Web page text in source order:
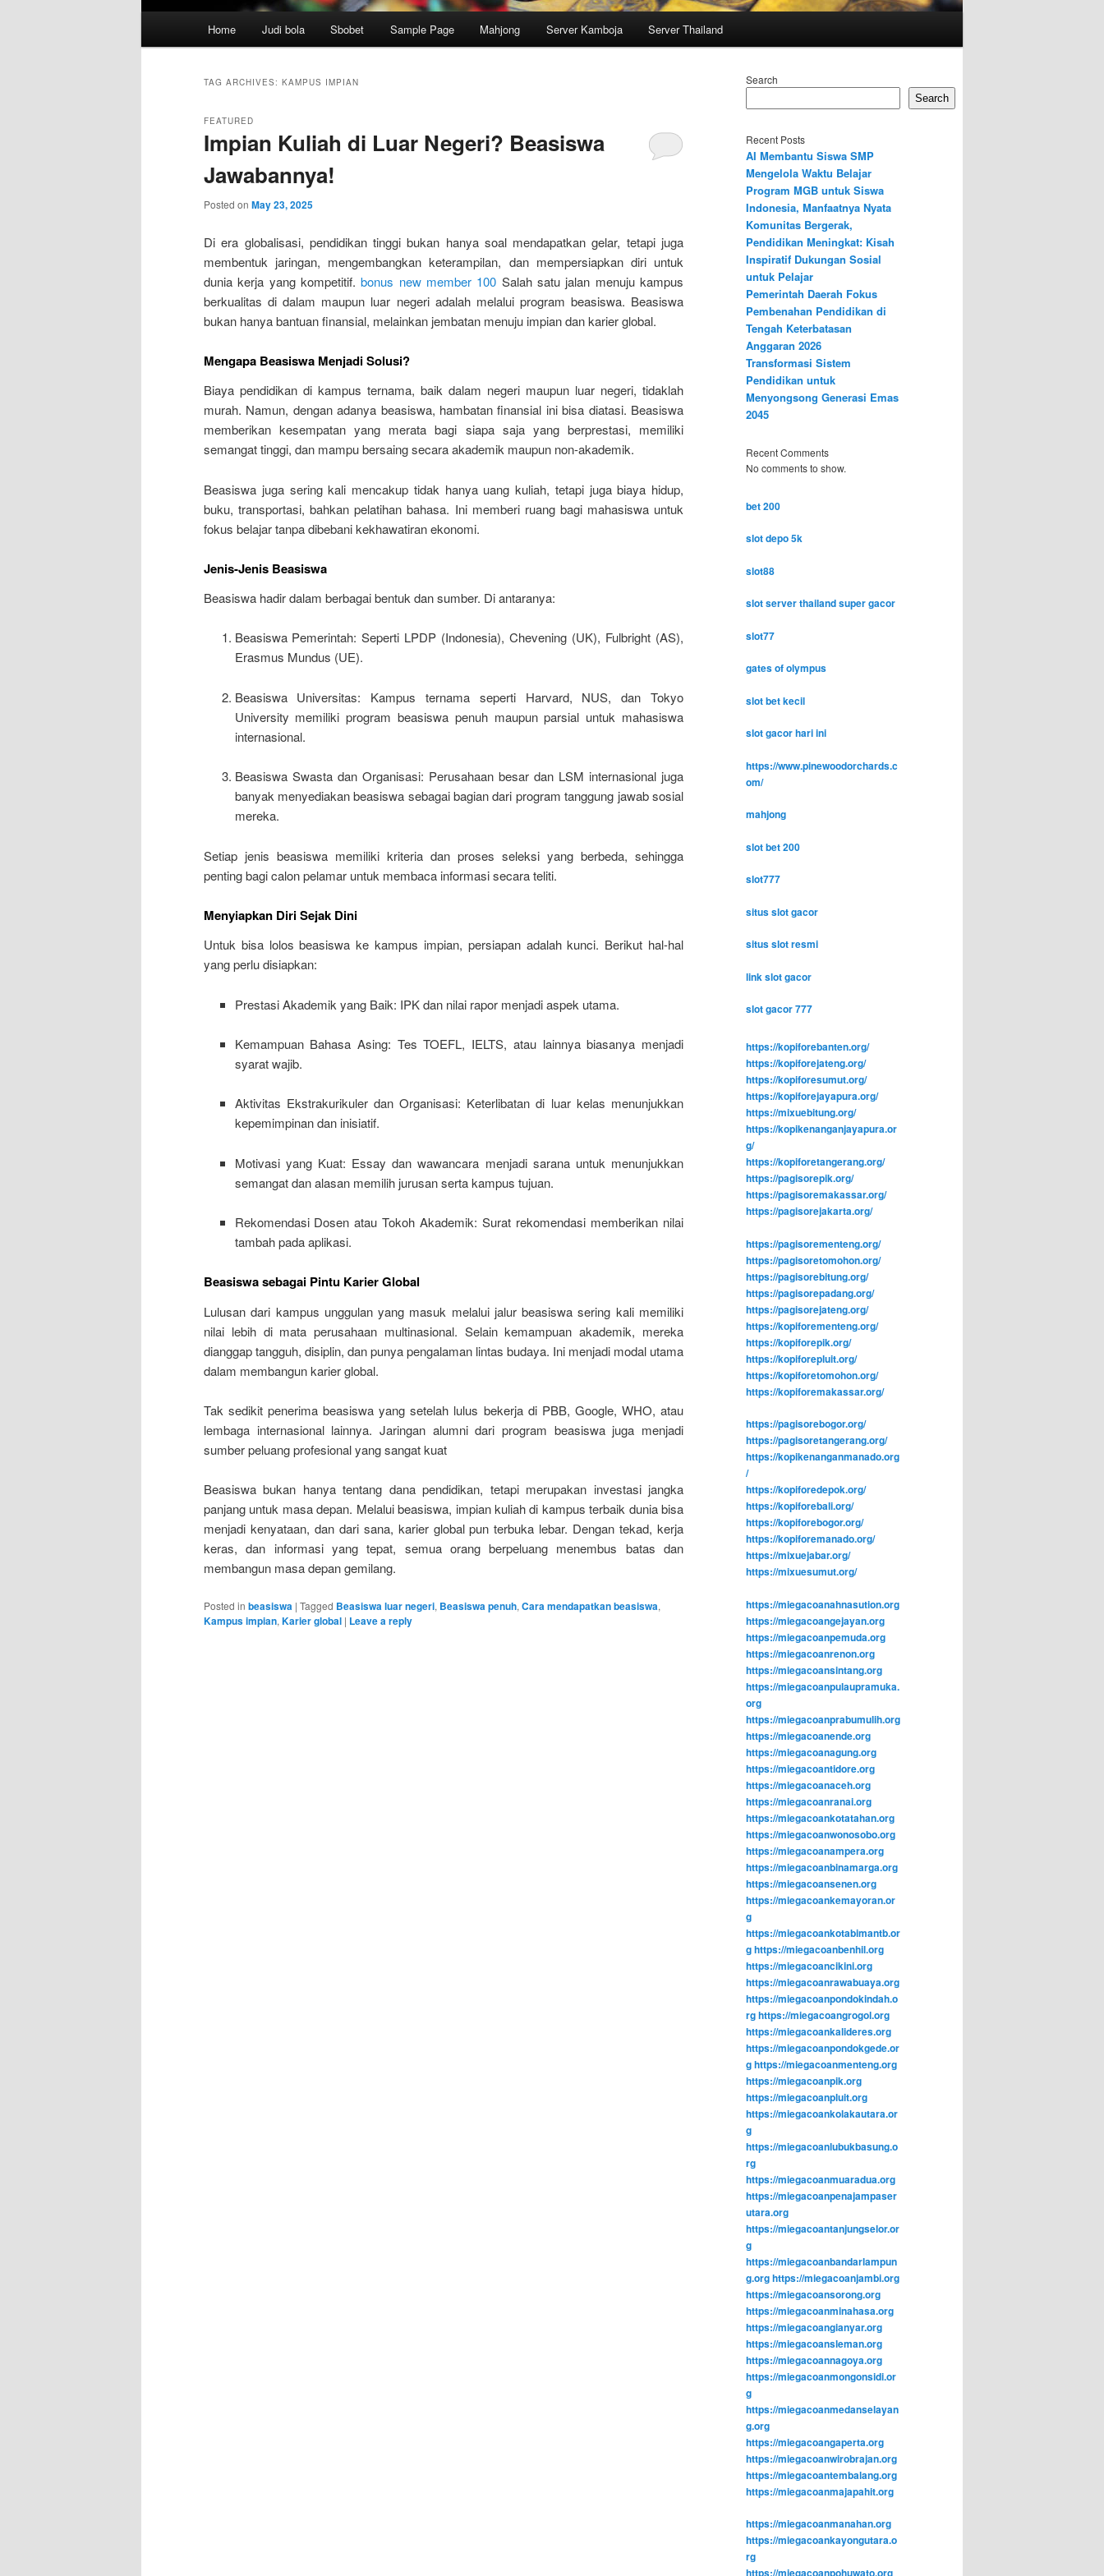
Home Judi bola Sbobet Sample Page Mahjong Server Kamboja Server Thailand
TAG ARCHIVES: KAMPUS IMPIAN
Impian Kuliah di Luar Negeri? Beasiswa
Jawabannya!
FEATURED
Posted on May 23, 2025
Di era globalisasi, pendidikan tinggi bukan hanya soal mendapatkan gelar, tetapi juga
membentuk jaringan, mengembangkan keterampilan, dan mempersiapkan diri untuk
dunia kerja yang kompetitif.bonus new member 100 Salah satu jalan menuju kampus
berkualitas di dalam maupun luar negeri adalah melalui program beasiswa. Beasiswa
bukan hanya bantuan finansial, melainkan jembatan menuju impian dan karier global.
Mengapa Beasiswa Menjadi Solusi?
Biaya pendidikan di kampus ternama, baik dalam negeri maupun luar negeri, tidaklah
murah. Namun, dengan adanya beasiswa, hambatan finansial ini bisa diatasi. Beasiswa
memberikan kesempatan yang merata bagi siapa saja yang berprestasi, memiliki
semangat tinggi, dan mampu bersaing secara akademik maupun non-akademik.
Beasiswa juga sering kali mencakup tidak hanya uang kuliah, tetapi juga biaya hidup,
buku, transportasi, bahkan pelatihan bahasa. Ini memberi ruang bagi mahasiswa untuk
fokus belajar tanpa dibebani kekhawatiran ekonomi.
Jenis-Jenis Beasiswa
Beasiswa hadir dalam berbagai bentuk dan sumber. Di antaranya:
Beasiswa Pemerintah: Seperti LPDP (Indonesia), Chevening (UK), Fulbright (AS),
Erasmus Mundus (UE).
Beasiswa Universitas: Kampus ternama seperti Harvard, NUS, dan Tokyo
University memiliki program beasiswa penuh maupun parsial untuk mahasiswa
internasional.
Beasiswa Swasta dan Organisasi: Perusahaan besar dan LSM internasional juga
banyak menyediakan beasiswa sebagai bagian dari program tanggung jawab sosial
mereka.
Setiap jenis beasiswa memiliki kriteria dan proses seleksi yang berbeda, sehingga
penting bagi calon pelamar untuk membaca informasi secara teliti.
Menyiapkan Diri Sejak Dini
Untuk bisa lolos beasiswa ke kampus impian, persiapan adalah kunci. Berikut hal-hal
yang perlu disiapkan:
Prestasi Akademik yang Baik: IPK dan nilai rapor menjadi aspek utama.
Kemampuan Bahasa Asing: Tes TOEFL, IELTS, atau lainnya biasanya menjadi
syarat wajib.
Aktivitas Ekstrakurikuler dan Organisasi: Keterlibatan di luar kelas menunjukkan
kepemimpinan dan inisiatif.
Motivasi yang Kuat: Essay dan wawancara menjadi sarana untuk menunjukkan
semangat dan alasan memilih jurusan serta kampus tujuan.
Rekomendasi Dosen atau Tokoh Akademik: Surat rekomendasi memberikan nilai
tambah pada aplikasi.
Beasiswa sebagai Pintu Karier Global
Lulusan dari kampus unggulan yang masuk melalui jalur beasiswa sering kali memiliki
nilai lebih di mata perusahaan multinasional. Selain kemampuan akademik, mereka
dianggap tangguh, disiplin, dan punya pengalaman lintas budaya. Ini menjadi modal utama
dalam membangun karier global.
Tak sedikit penerima beasiswa yang setelah lulus bekerja di PBB, Google, WHO, atau
lembaga internasional lainnya. Jaringan alumni dari program beasiswa juga menjadi
sumber peluang profesional yang sangat kuat
Beasiswa bukan hanya tentang dana pendidikan, tetapi merupakan investasi jangka
panjang untuk masa depan. Melalui beasiswa, impian kuliah di kampus terbaik dunia bisa
menjadi kenyataan, dan dari sana, karier global pun terbuka lebar. Dengan tekad, kerja
keras, dan informasi yang tepat, semua orang berpeluang menembus batas dan
membangun masa depan gemilang.
Posted in beasiswa | Tagged Beasiswa luar negeri, Beasiswa penuh, Cara mendapatkan beasiswa,
Kampus impian, Karier global | Leave a reply
Search
Search
Recent Posts
AI Membantu Siswa SMP
Mengelola Waktu Belajar
Program MGB untuk Siswa
Indonesia, Manfaatnya Nyata
Komunitas Bergerak,
Pendidikan Meningkat: Kisah
Inspiratif Dukungan Sosial
untuk Pelajar
Pemerintah Daerah Fokus
Pembenahan Pendidikan di
Tengah Keterbatasan
Anggaran 2026
Transformasi Sistem
Pendidikan untuk
Menyongsong Generasi Emas
2045
Recent Comments
No comments to show.
bet 200
slot depo 5k
slot88
slot server thailand super gacor
slot77
gates of olympus
slot bet kecil
slot gacor hari ini
https://www.pinewoodorchards.c
om/
mahjong
slot bet 200
slot777
situs slot gacor
situs slot resmi
link slot gacor
slot gacor 777
https://kopiforebanten.org/
https://kopiforejateng.org/
https://kopiforesumut.org/
https://kopiforejayapura.org/
https://mixuebitung.org/
https://kopikenanganjayapura.or
g/
https://kopiforetangerang.org/
https://pagisorepik.org/
https://pagisoremakassar.org/
https://pagisorejakarta.org/
https://pagisorementeng.org/
https://pagisoretomohon.org/
https://pagisorebitung.org/
https://pagisorepadang.org/
https://pagisorejateng.org/
https://kopiforementeng.org/
https://kopiforepik.org/
https://kopiforepluit.org/
https://kopiforetomohon.org/
https://kopiforemakassar.org/
https://pagisorebogor.org/
https://pagisoretangerang.org/
https://kopikenanganmanado.org
/
https://kopiforedepok.org/
https://kopiforebali.org/
https://kopiforebogor.org/
https://kopiforemanado.org/
https://mixuejabar.org/
https://mixuesumut.org/
https://miegacoanahnasution.org
https://miegacoangejayan.org
https://miegacoanpemuda.org
https://miegacoanrenon.org
https://miegacoansintang.org
https://miegacoanpulaupramuka.
org
https://miegacoanprabumulih.org
https://miegacoanende.org
https://miegacoanagung.org
https://miegacoantidore.org
https://miegacoanaceh.org
https://miegacoanranai.org
https://miegacoankotatahan.org
https://miegacoanwonosobo.org
https://miegacoanampera.org
https://miegacoanbinamarga.org
https://miegacoansenen.org
https://miegacoankemayoran.or
g
https://miegacoankotabimantb.or
ghttps://miegacoanbenhil.org
https://miegacoancikini.org
https://miegacoanrawabuaya.org
https://miegacoanpondokindah.o
rghttps://miegacoangrogol.org
https://miegacoankalideres.org
https://miegacoanpondokgede.or
ghttps://miegacoanmenteng.org
https://miegacoanpik.org
https://miegacoanpluit.org
https://miegacoankolakautara.or
g
https://miegacoanlubukbasung.o
rg
https://miegacoanmuaradua.org
https://miegacoanpenajampaser
utara.org
https://miegacoantanjungselor.or
g
https://miegacoanbandarlampun
g.orghttps://miegacoanjambi.org
https://miegacoansorong.org
https://miegacoanminahasa.org
https://miegacoangianyar.org
https://miegacoansleman.org
https://miegacoannagoya.org
https://miegacoanmongonsidi.or
g
https://miegacoanmedanselayan
g.org
https://miegacoangaperta.org
https://miegacoanwirobrajan.org
https://miegacoantembalang.org
https://miegacoanmajapahit.org
https://miegacoanmanahan.org
https://miegacoankayongutara.o
rg